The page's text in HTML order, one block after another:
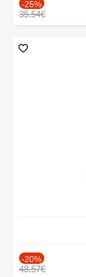
-25%
35.54€
-20%
48.57€